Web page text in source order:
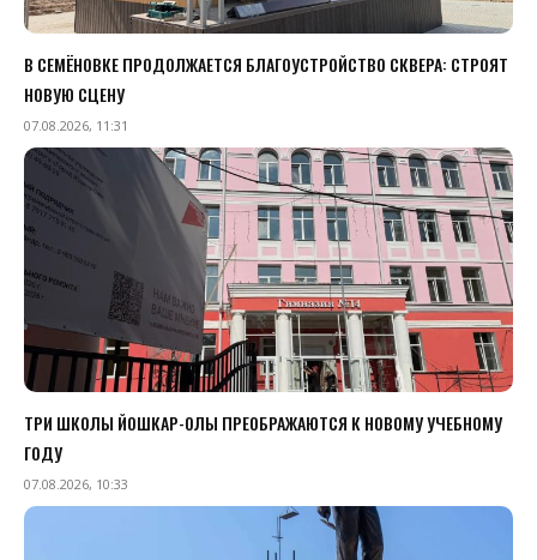
В СЕМЁНОВКЕ ПРОДОЛЖАЕТСЯ БЛАГОУСТРОЙСТВО СКВЕРА: СТРОЯТ
НОВУЮ СЦЕНУ
07.08.2026, 11:31
ТРИ ШКОЛЫ ЙОШКАР-ОЛЫ ПРЕОБРАЖАЮТСЯ К НОВОМУ УЧЕБНОМУ
ГОДУ
07.08.2026, 10:33